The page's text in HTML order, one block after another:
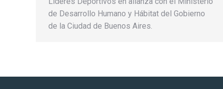
de Desarrollo Humano y Hábitat del Gobierno
de la Ciudad de Buenos Aires.